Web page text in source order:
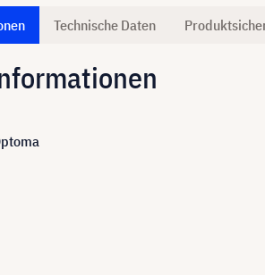
Technische Daten